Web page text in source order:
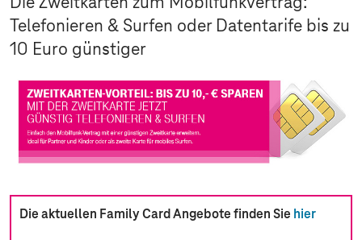
Telefonieren & Surfen oder Datentarife bis zu
10 Euro günstiger
Die aktuellen Family Card Angebote finden Sie hier